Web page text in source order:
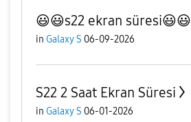
😃😃s22 ekran süresi😃😃
in Galaxy S 06-09-2026
S22 2 Saat Ekran Süresi
in Galaxy S 06-01-2026